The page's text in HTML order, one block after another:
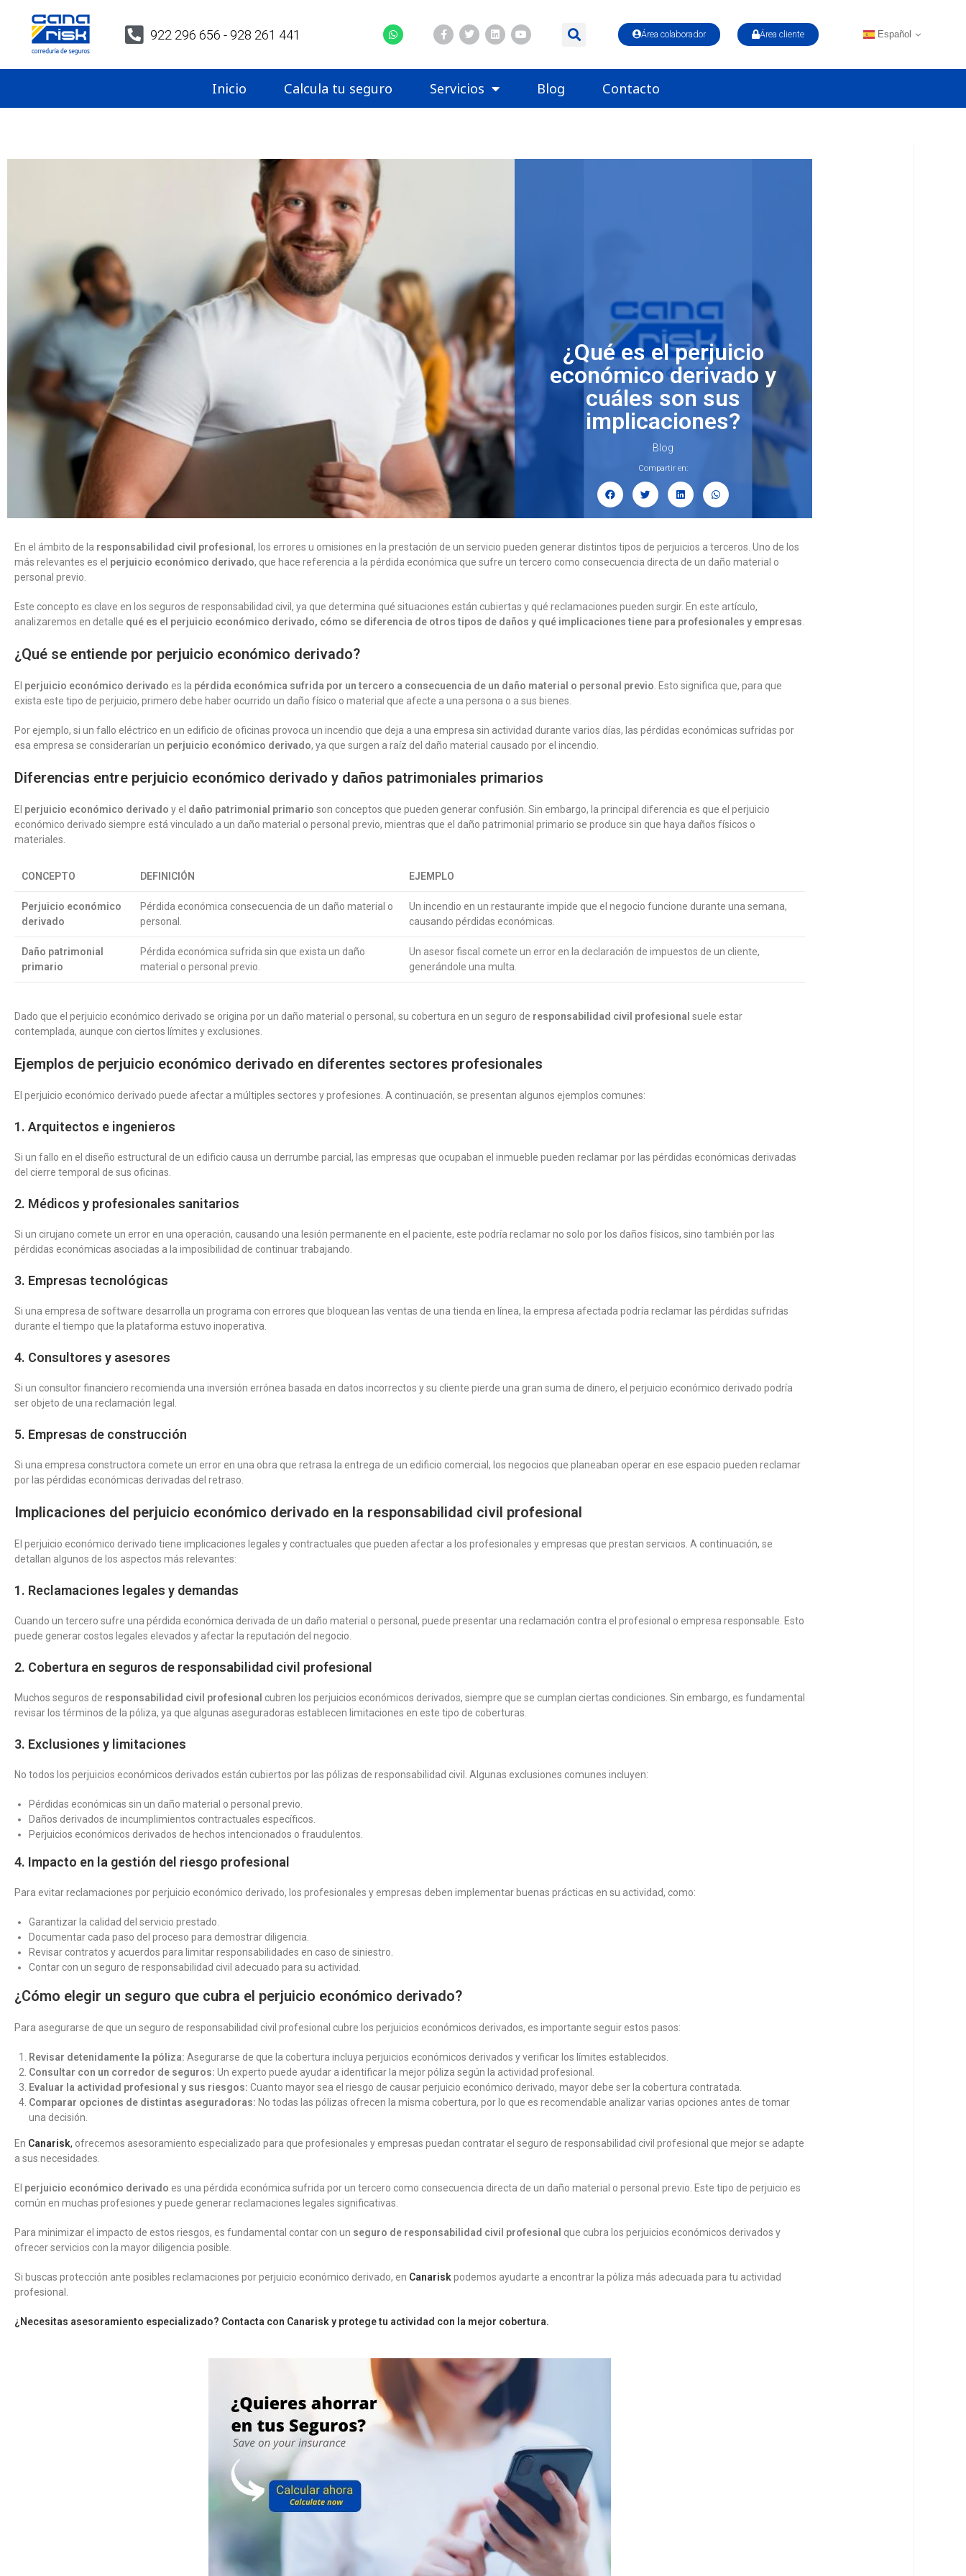
922 296 656 - 928 261 441 Área colaborador Área cliente Español
Inicio Calcula tu seguro Servicios Blog Contacto
¿Qué es el perjuicio
económico derivado y
cuáles son sus
implicaciones?
Blog
Compartir en:
En el ámbito de la responsabilidad civil profesional , los errores u omisiones en la prestación de un servicio pueden generar distintos tipos de perjuicios a terceros. Uno de los
más relevantes es el perjuicio económico derivado, que hace referencia a la pérdida económica que sufre un tercero como consecuencia directa de un daño material o
personal previo.
Este concepto es clave en los seguros de responsabilidad civil, ya que determina qué situaciones están cubiertas y qué reclamaciones pueden surgir. En este artículo,
analizaremos en detalle qué es el perjuicio económico derivado, cómo se diferencia de otros tipos de daños y qué implicaciones tiene para profesionales y empresas
¿Qué se entiende por perjuicio económico derivado?
El perjuicio económico derivado es la pérdida económica sufrida por un tercero a consecuencia de un daño material o personal previo . Esto significa que, para que
exista este tipo de perjuicio, primero debe haber ocurrido un daño físico o material que afecte a una persona o a sus bienes.
Por ejemplo, si un fallo eléctrico en un edificio de oficinas provoca un incendio que deja a una empresa sin actividad durante varios días, las pérdidas económicas sufridas por
esa empresa se considerarían un perjuicio económico derivado, ya que surgen a raíz del daño material causado por el incendio.
Diferencias entre perjuicio económico derivado y daños patrimoniales primarios
El perjuicio económico derivado y el daño patrimonial primario son conceptos que pueden generar confusión. Sin embargo, la principal diferencia es que el perjuicio
económico derivado siempre está vinculado a un daño material o personal previo, mientras que el daño patrimonial primario se produce sin que haya daños físicos o
materiales.
CONCEPTO DEFINICIÓN EJEMPLO
Perjuicio económico
derivado
Pérdida económica consecuencia de un daño material o
personal.
Un incendio en un restaurante impide que el negocio funcione durante una semana,
causando pérdidas económicas.
Daño patrimonial
primario
Pérdida económica sufrida sin que exista un daño
material o personal previo.
Un asesor fiscal comete un error en la declaración de impuestos de un cliente,
generándole una multa.
Dado que el perjuicio económico derivado se origina por un daño material o personal, su cobertura en un seguro de responsabilidad civil profesional suele estar
contemplada, aunque con ciertos límites y exclusiones.
Ejemplos de perjuicio económico derivado en diferentes sectores profesionales
El perjuicio económico derivado puede afectar a múltiples sectores y profesiones. A continuación, se presentan algunos ejemplos comunes:
1. Arquitectos e ingenieros
Si un fallo en el diseño estructural de un edificio causa un derrumbe parcial, las empresas que ocupaban el inmueble pueden reclamar por las pérdidas económicas derivadas
del cierre temporal de sus oficinas.
2. Médicos y profesionales sanitarios
Si un cirujano comete un error en una operación, causando una lesión permanente en el paciente, este podría reclamar no solo por los daños físicos, sino también por las
pérdidas económicas asociadas a la imposibilidad de continuar trabajando.
3. Empresas tecnológicas
Si una empresa de software desarrolla un programa con errores que bloquean las ventas de una tienda en línea, la empresa afectada podría reclamar las pérdidas sufridas
durante el tiempo que la plataforma estuvo inoperativa.
4. Consultores y asesores
Si un consultor financiero recomienda una inversión errónea basada en datos incorrectos y su cliente pierde una gran suma de dinero, el perjuicio económico derivado podría
ser objeto de una reclamación legal.
5. Empresas de construcción
Si una empresa constructora comete un error en una obra que retrasa la entrega de un edificio comercial, los negocios que planeaban operar en ese espacio pueden reclamar
por las pérdidas económicas derivadas del retraso.
Implicaciones del perjuicio económico derivado en la responsabilidad civil profesional
El perjuicio económico derivado tiene implicaciones legales y contractuales que pueden afectar a los profesionales y empresas que prestan servicios. A continuación, se
detallan algunos de los aspectos más relevantes:
1. Reclamaciones legales y demandas
Cuando un tercero sufre una pérdida económica derivada de un daño material o personal, puede presentar una reclamación contra el profesional o empresa responsable. Esto
puede generar costos legales elevados y afectar la reputación del negocio.
2. Cobertura en seguros de responsabilidad civil profesional
Muchos seguros de responsabilidad civil profesional cubren los perjuicios económicos derivados, siempre que se cumplan ciertas condiciones. Sin embargo, es fundamental
revisar los términos de la póliza, ya que algunas aseguradoras establecen limitaciones en este tipo de coberturas.
3. Exclusiones y limitaciones
No todos los perjuicios económicos derivados están cubiertos por las pólizas de responsabilidad civil. Algunas exclusiones comunes incluyen:
Pérdidas económicas sin un daño material o personal previo.
Daños derivados de incumplimientos contractuales específicos.
Perjuicios económicos derivados de hechos intencionados o fraudulentos.
4. Impacto en la gestión del riesgo profesional
Para evitar reclamaciones por perjuicio económico derivado, los profesionales y empresas deben implementar buenas prácticas en su actividad, como:
Garantizar la calidad del servicio prestado.
Documentar cada paso del proceso para demostrar diligencia.
Revisar contratos y acuerdos para limitar responsabilidades en caso de siniestro.
Contar con un seguro de responsabilidad civil adecuado para su actividad.
¿Cómo elegir un seguro que cubra el perjuicio económico derivado?
Para asegurarse de que un seguro de responsabilidad civil profesional cubre los perjuicios económicos derivados, es importante seguir estos pasos:
Revisar detenidamente la póliza: Asegurarse de que la cobertura incluya perjuicios económicos derivados y verificar los límites establecidos.
Consultar con un corredor de seguros: Un experto puede ayudar a identificar la mejor póliza según la actividad profesional.
Evaluar la actividad profesional y sus riesgos: Cuanto mayor sea el riesgo de causar perjuicio económico derivado, mayor debe ser la cobertura contratada.
Comparar opciones de distintas aseguradoras: No todas las pólizas ofrecen la misma cobertura, por lo que es recomendable analizar varias opciones antes de tomar
una decisión.
En Canarisk, ofrecemos asesoramiento especializado para que profesionales y empresas puedan contratar el seguro de responsabilidad civil profesional que mejor se adapte
a sus necesidades.
El perjuicio económico derivado es una pérdida económica sufrida por un tercero como consecuencia directa de un daño material o personal previo. Este tipo de perjuicio es
común en muchas profesiones y puede generar reclamaciones legales significativas.
Para minimizar el impacto de estos riesgos, es fundamental contar con un seguro de responsabilidad civil profesional que cubra los perjuicios económicos derivados y
ofrecer servicios con la mayor diligencia posible.
Si buscas protección ante posibles reclamaciones por perjuicio económico derivado, en Canariskpodemos ayudarte a encontrar la póliza más adecuada para tu actividad
profesional.
¿Necesitas asesoramiento especializado? Contacta con Canarisk y protege tu actividad con la mejor cobertura.